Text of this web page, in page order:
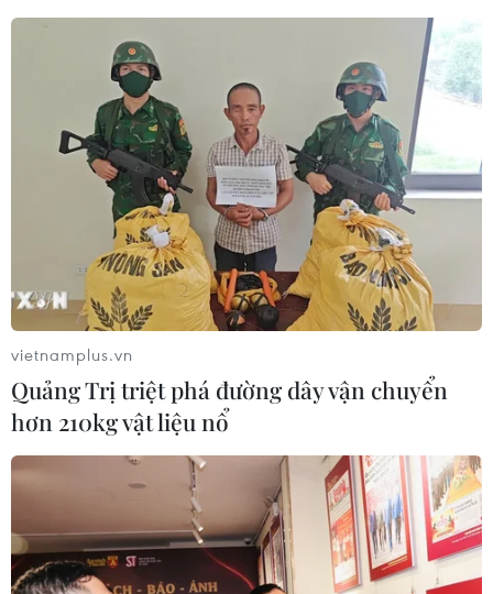
vietnamplus.vn
Quảng Trị triệt phá đường dây vận chuyển
hơn 210kg vật liệu nổ